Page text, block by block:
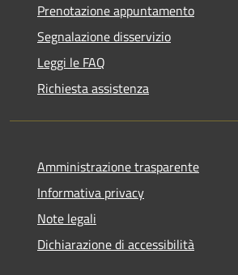
Prenotazione appuntamento
Segnalazione disservizio
Leggi le FAQ
Richiesta assistenza
Amministrazione trasparente
Informativa privacy
Note legali
Dichiarazione di accessibilità